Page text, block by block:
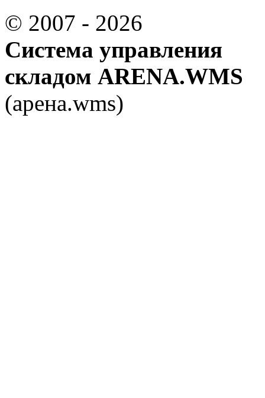
© 2007 - 2026
Система управления
складом ARENA.WMS
(арена.wms)